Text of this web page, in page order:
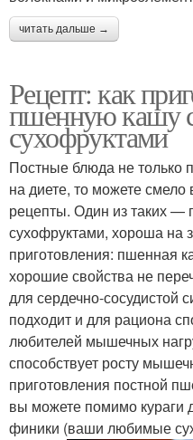
читать дальше →
Рецепт: как
пшенную кашу
сухофруктами
Постные блюда не только
на диете, то можете
рецепты. Один из таких —
сухофруктами, хороша на
приготовления: пшенная
хорошие свойства не
для сердечно-сосудистой
подходит и для рациона
любителей мышечных
способствует росту
приготовления постной
вы можете помимо кураги
финики (ваши любимые